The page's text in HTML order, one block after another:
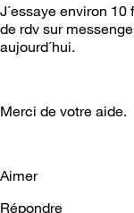
J´essaye environ
de rdv sur
aujourd´hui.
Merci de votre aide.
Aimer
Répondre